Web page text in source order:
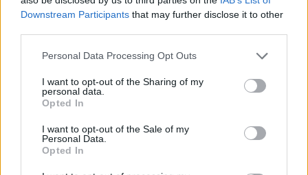
Downstream Participants that may further disclose it to other
Personal Data Processing Opt Outs
I want to opt-out of the Sharing of my
personal data.
Opted In
I want to opt-out of the Sale of my
Personal Data.
Opted In
val. Jis kybojo tarp dviejų Ukrainos valstybinei
bendrovei „Antonov Airlines“ priklausančių
krovininių lėktuvų.
Oficialiame pranešime nurodyta, kad „įvyko
kontaktas tarp drono ir darbuotojo“. Po šio
kontakto dronas nusileido ant žemės.
Pasak leidinio „Bild“, vienas oro uosto
darbuotojas sugriebė žemai kybojusį droną ir jį